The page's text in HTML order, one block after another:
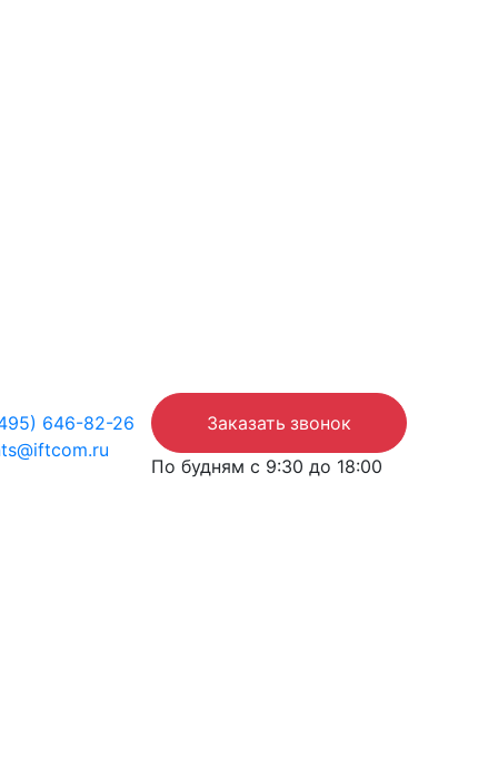
646-82-26
Заказать звонок
По будням с 9:30 до 18:00